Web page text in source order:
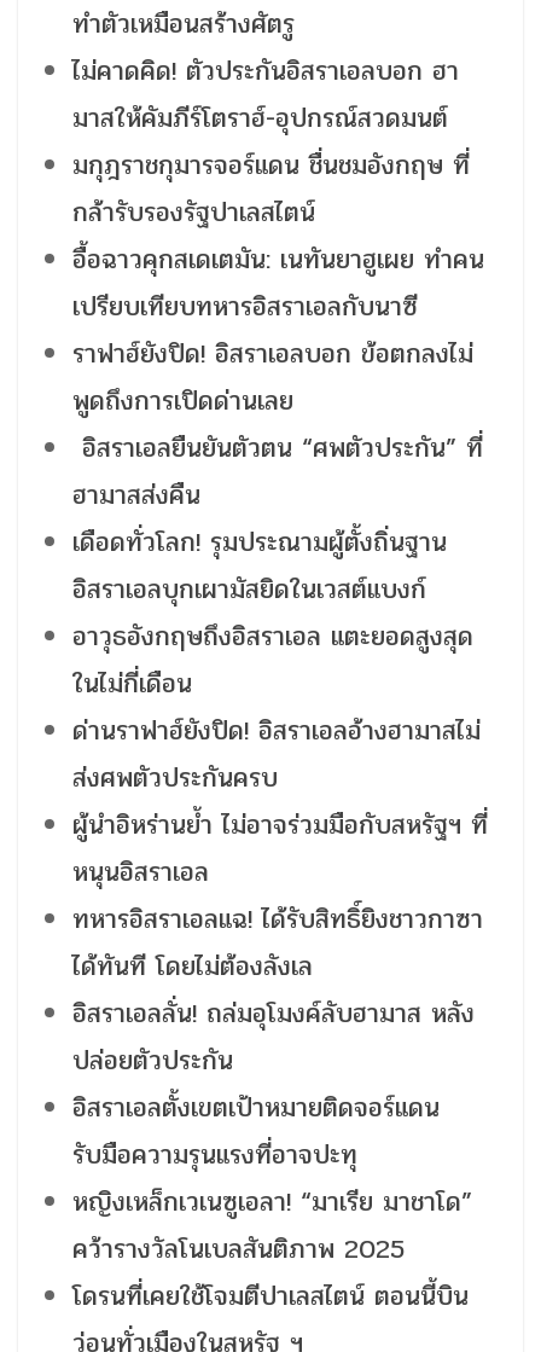
ทำตัวเหมือนสร้างศัตรู
ไม่คาดคิด! ตัวประกันอิสราเอลบอก ฮา
มาสให้คัมภีร์โตราฮ์-อุปกรณ์สวดมนต์
มกุฎราชกุมารจอร์แดน ชื่นชมอังกฤษ ที่
กล้ารับรองรัฐปาเลสไตน์
อื้อฉาวคุกสเดเตมัน: เนทันยาฮูเผย ทำคน
เปรียบเทียบทหารอิสราเอลกับนาซี
ราฟาฮ์ยังปิด! อิสราเอลบอก ข้อตกลงไม่
พูดถึงการเปิดด่านเลย
อิสราเอลยืนยันตัวตน “ศพตัวประกัน” ที่
ฮามาสส่งคืน
เดือดทั่วโลก! รุมประณามผู้ตั้งถิ่นฐาน
อิสราเอลบุกเผามัสยิดในเวสต์แบงก์
อาวุธอังกฤษถึงอิสราเอล แตะยอดสูงสุด
ในไม่กี่เดือน
ด่านราฟาฮ์ยังปิด! อิสราเอลอ้างฮามาสไม่
ส่งศพตัวประกันครบ
ผู้นำอิหร่านย้ำ ไม่อาจร่วมมือกับสหรัฐฯ ที่
หนุนอิสราเอล
ทหารอิสราเอลแฉ! ได้รับสิทธิ์ยิงชาวกาซา
ได้ทันที โดยไม่ต้องลังเล
อิสราเอลลั่น! ถล่มอุโมงค์ลับฮามาส หลัง
ปล่อยตัวประกัน
อิสราเอลตั้งเขตเป้าหมายติดจอร์แดน
รับมือความรุนแรงที่อาจปะทุ
หญิงเหล็กเวเนซูเอลา! “มาเรีย มาชาโด”
คว้ารางวัลโนเบลสันติภาพ 2025
โดรนที่เคยใช้โจมตีปาเลสไตน์ ตอนนี้บิน
ว่อนทั่วเมืองในสหรัฐ ฯ